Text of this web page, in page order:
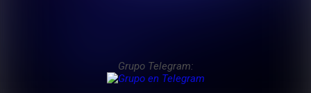
Grupo Telegram: